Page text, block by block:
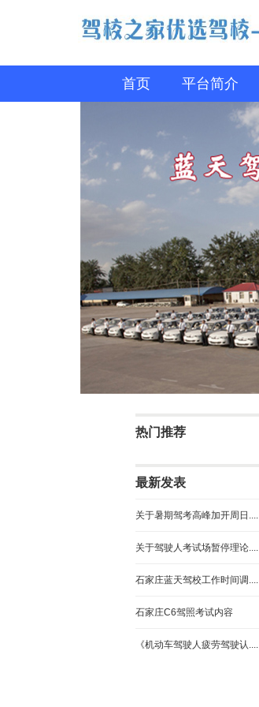
首页 平台简介
热门推荐
最新发表
关于暑期驾考高峰加开周日....
关于驾驶人考试场暂停理论....
石家庄蓝天驾校工作时间调....
石家庄C6驾照考试内容
《机动车驾驶人疲劳驾驶认....